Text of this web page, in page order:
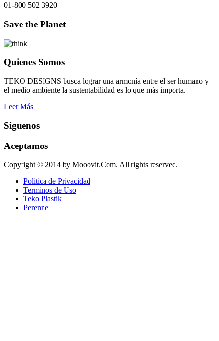
01-800 502 3920
Save the Planet
Quienes Somos
TEKO DESIGNS busca lograr una armonía entre el ser humano y
el medio ambiente la sustentabilidad es lo que más importa.
Leer Más
Siguenos
Aceptamos
Copyright © 2014 by Mooovit.Com. All rights reserved.
Politica de Privacidad
Terminos de Uso
Teko Plastik
Perenne